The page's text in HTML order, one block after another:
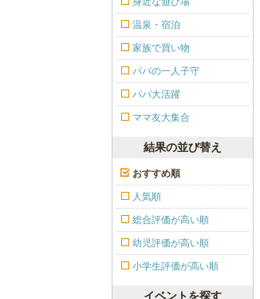
温泉・宿泊
家族で買い物
パパの一人子守
パパ大活躍
ママ友大集合
結果の並び替え
おすすめ順
人気順
総合評価が高い順
幼児評価が高い順
小学生評価が高い順
イベントを探す